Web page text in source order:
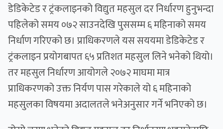
डेडिकेटेड र ट्रंकलाइनको विद्युत महसुल दर निर्धारण हुनुभन्दा
पहिलेको समय ०७२ साउनदेखि पुससम्म ६ महिनाको समय
निर्धाण गरिएको छ। प्राधिकरणले यस सययमा डेडिकेटेड र
ट्रंकलाइन प्रयोगबापत ६५ प्रतिशत महसुल लिने भनेको थियो।
तर महसुल निर्धारण आयोगले २०७२ माघमा मात्र
प्राधिकरणको उक्त निर्यण पास गरेकाले यो ६ महिनाको
महसुलका विषयमा अदालतले भनेअनुसार गर्ने भनिएको छ।